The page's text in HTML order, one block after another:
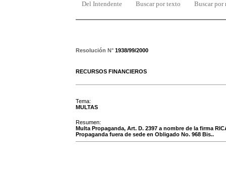
Del Intendente Buscar por texto Buscar por
Resolución N° 1938/99/2000
RECURSOS FINANCIEROS
Tema:
MULTAS
Resumen:
Multa Propaganda, Art. D. 2397 a nombre de la firma
Propaganda fuera de sede en Obligado No. 968 Bis..